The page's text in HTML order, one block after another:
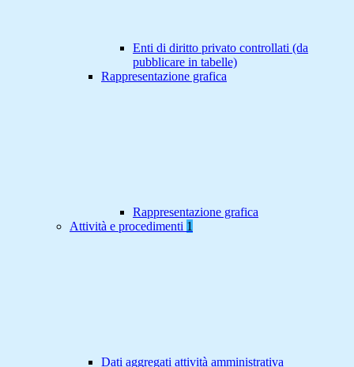
Enti di diritto privato controllati (da
pubblicare in tabelle)
Rappresentazione grafica
Rappresentazione grafica
Attività e procedimenti 1
Dati aggregati attività amministrativa